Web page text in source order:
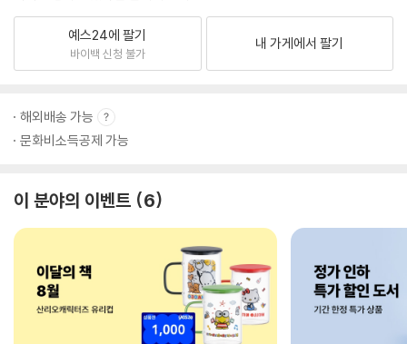
예스24에 팔기
바이백 신청 불가
내 가게에서 팔기
해외배송 가능
문화비소득공제 가능
이 분야의 이벤트 6